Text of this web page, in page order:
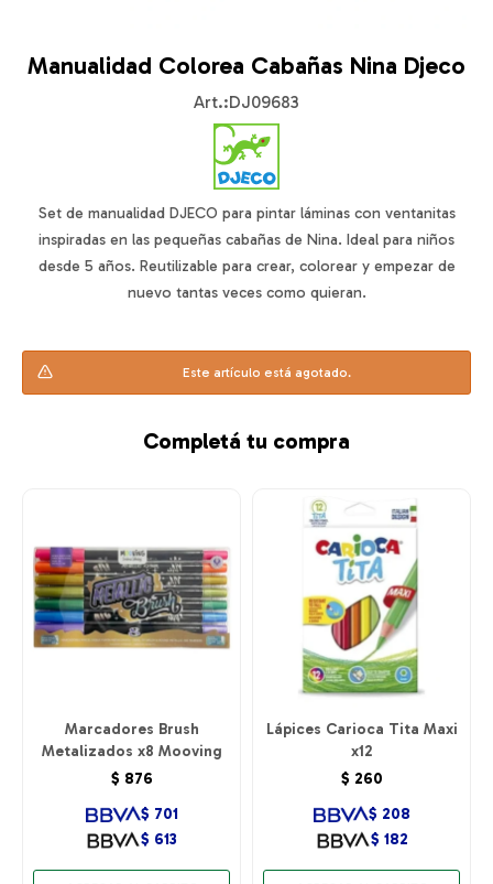
Manualidad Colorea Cabañas Nina Djeco
DJ09683
Set de manualidad DJECO para pintar láminas con ventanitas
inspiradas en las pequeñas cabañas de Nina. Ideal para niños
desde 5 años. Reutilizable para crear, colorear y empezar de
nuevo tantas veces como quieran.
Este artículo está agotado.
Completá tu compra
Marcadores Brush
Metalizados x8 Mooving
$ 876
$ 613
$ 701
Lápices Carioca Tita Maxi
x12
$ 260
$ 182
$ 208